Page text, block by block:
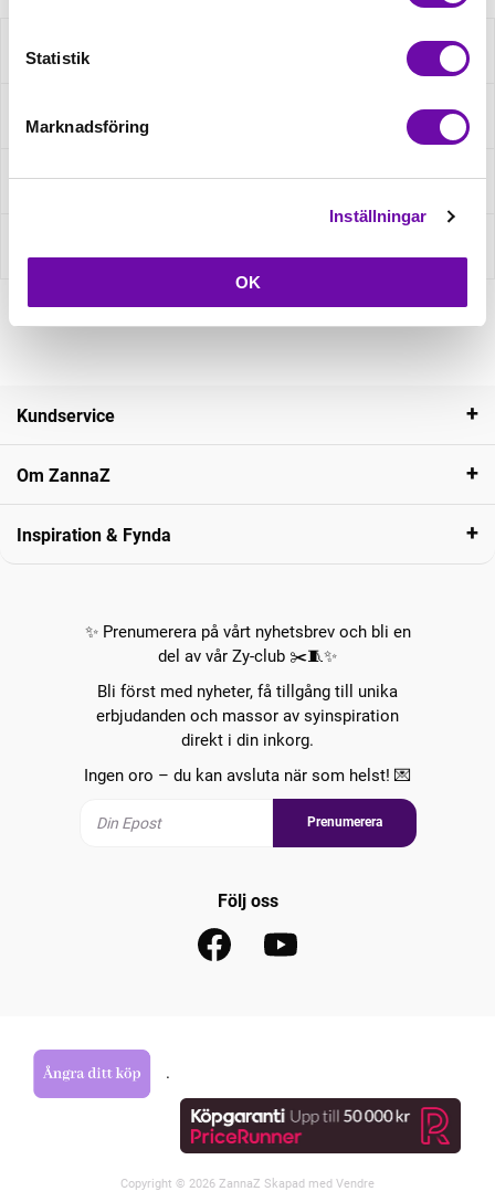
Statistik
Marknadsföring
Inställningar
OK
Beskrivning
Fråga om produkt
Kundservice
Om ZannaZ
Inspiration & Fynda
✨ Prenumerera på vårt nyhetsbrev och bli en
del av vår Zy-club ✂️🧵✨
Bli först med nyheter, få tillgång till unika
erbjudanden och massor av syinspiration
direkt i din inkorg.
Ingen oro – du kan avsluta när som helst! 💌
Prenumerera
Följ oss
.
Copyright © 2026 ZannaZ Skapad med Vendre